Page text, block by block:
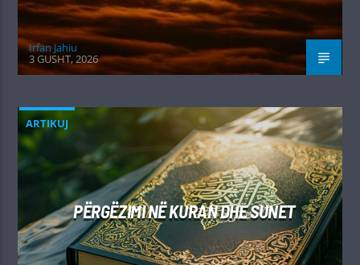
Irfan Jahiu
3 GUSHT, 2026
ARTIKUJ
PËRGËZIMI NË KURAN DHE SUNET